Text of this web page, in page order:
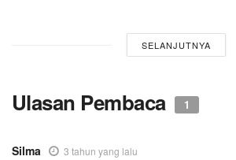
SELANJUTNYA
Ulasan Pembaca 1
Silma 3 tahun yang lalu